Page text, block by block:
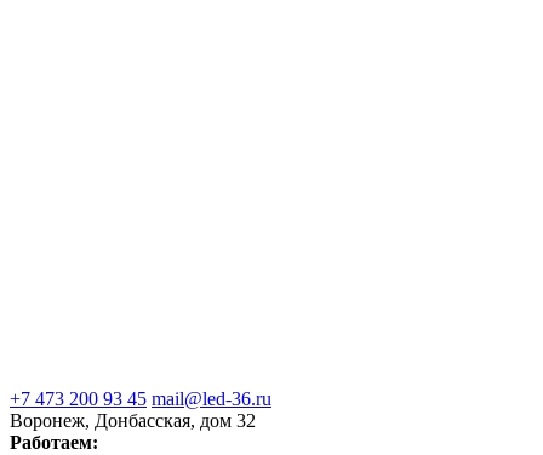
+7 473 200 93 45 mail@led-36.ru
Воронеж, Донбасская, дом 32
Работаем: